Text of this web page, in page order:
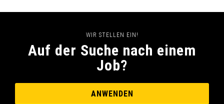
WIR STELLEN EIN!
Auf der Suche nach einem
Job?
ANWENDEN